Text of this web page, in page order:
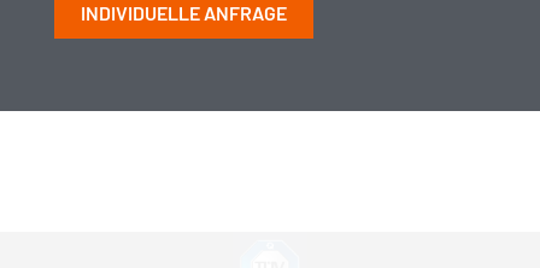
INDIVIDUELLE ANFRAGE